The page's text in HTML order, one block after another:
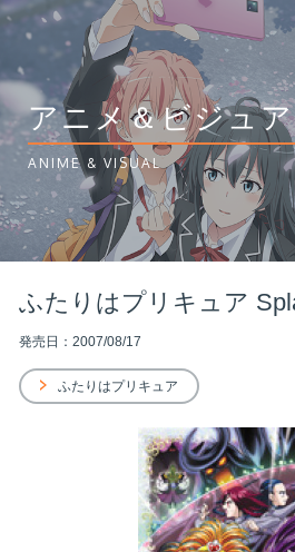
アニメ＆ビジュ
ANIME & VISUAL
ふたりはプリキュア
発売日：2007/08/17
ふたりはプリキュア